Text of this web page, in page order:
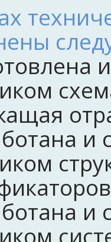
и
и